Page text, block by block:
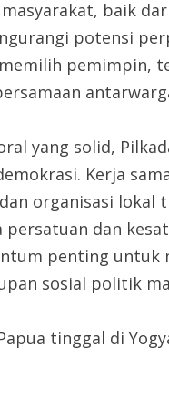
baik
potensi
pemimpin,
yang solid,
Kerja
organisasi lokal
dan
penting untuk
sosial politik
tinggal di